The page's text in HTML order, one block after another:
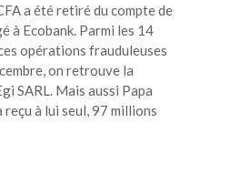
a été retiré du compte de
à Ecobank. Parmi les 14
opérations frauduleuses
on retrouve la
SARL. Mais aussi Papa
à lui seul, 97 millions